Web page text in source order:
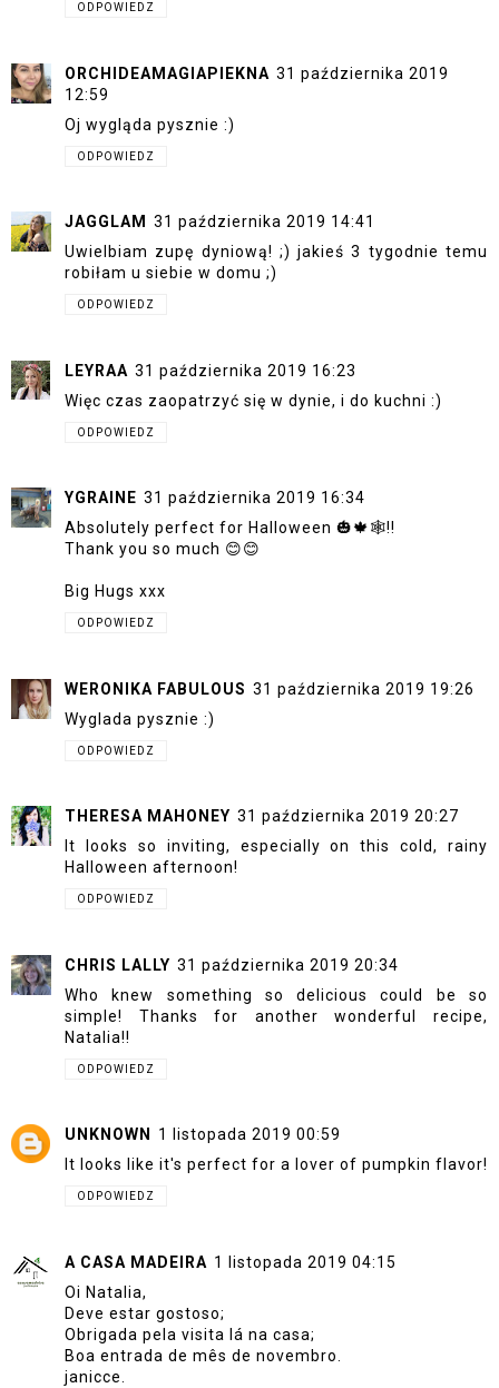
ODPOWIEDZ
ORCHIDEAMAGIAPIEKNA 31 października 2019
12:59
Oj wygląda pysznie :)
ODPOWIEDZ
JAGGLAM
31 października 2019 14:41
Uwielbiam zupę dyniową! ;) jakieś 3 tygodnie temu
robiłam u siebie w domu ;)
ODPOWIEDZ
LEYRAA 31 października 2019 16:23
Więc czas zaopatrzyć się w dynie, i do kuchni :)
ODPOWIEDZ
YGRAINE 31 października 2019 16:34
Absolutely perfect for Halloween 🎃🍁🕸️!!
Thank you so much 😊😊
Big Hugs xxx
ODPOWIEDZ
WERONIKA FABULOUS 31 października 2019 19:26
Wyglada pysznie :)
ODPOWIEDZ
THERESA MAHONEY 31 października 2019 20:27
It looks so inviting, especially on this cold, rainy
Halloween afternoon!
ODPOWIEDZ
CHRIS LALLY 31 października 2019 20:34
Who knew something so delicious could be so
simple! Thanks for another wonderful recipe,
Natalia!!
ODPOWIEDZ
UNKNOWN
1 listopada 2019 00:59
It looks like it's perfect for a lover of pumpkin flavor!
ODPOWIEDZ
A CASA MADEIRA 1 listopada 2019 04:15
Oi Natalia,
Deve estar gostoso;
Obrigada pela visita lá na casa;
Boa entrada de mês de novembro.
janicce.